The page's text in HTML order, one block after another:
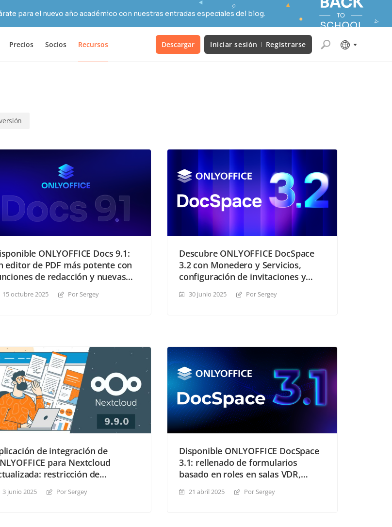
para el nuevo año académico con nuestras entradas especiales del blog.
Precios Socios Recursos Descargar Iniciar sesión Registrarse
ONLYOFFICE Docs 9.1:
editor de PDF más potente con
de redacción y nuevas
más
15 octubre 2025 Por Sergey
Descubre ONLYOFFICE DocSpace
3.2 con Monedero y Servicios,
configuración de invitaciones y
30 junio 2025 Por Sergey
de integración de
para Nextcloud
restricción de
y nuevos temas
3 junio 2025 Por Sergey
Disponible ONLYOFFICE DocSpace
3.1: rellenado de formularios
basado en roles en salas VDR,
invitados mejorada y mucho más
21 abril 2025 Por Sergey